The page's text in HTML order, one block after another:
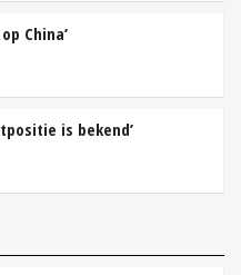
China’
is bekend’